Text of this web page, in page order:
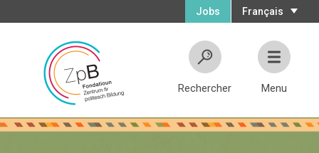
Français
Jobs
Rechercher Menu